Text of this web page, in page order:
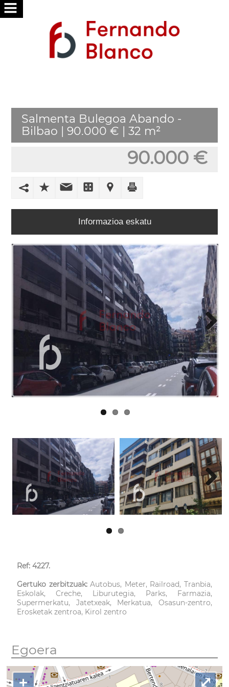
ZURE
BILA
ZAITUGU
ETXEA
GUREKIN
LOTURAK
BLOG
KONTAKTUA
Salmenta Bulegoa Abando -
Bilbao | 90.000 € | 32 m²
90.000 €
Informazioa eskatu
Next
Next
Ref: 4227.
Gertuko zerbitzuak:Autobus, Meter, Railroad, Tranbia,
Eskolak, Creche, Liburutegia, Parks, Farmazia,
Supermerkatu, Jatetxeak, Merkatua, Osasun-zentro,
Erosketak zentroa, Kirol zentro
Egoera
+ ⤢